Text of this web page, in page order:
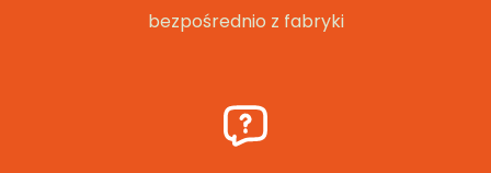
bezpośrednio z fabryki